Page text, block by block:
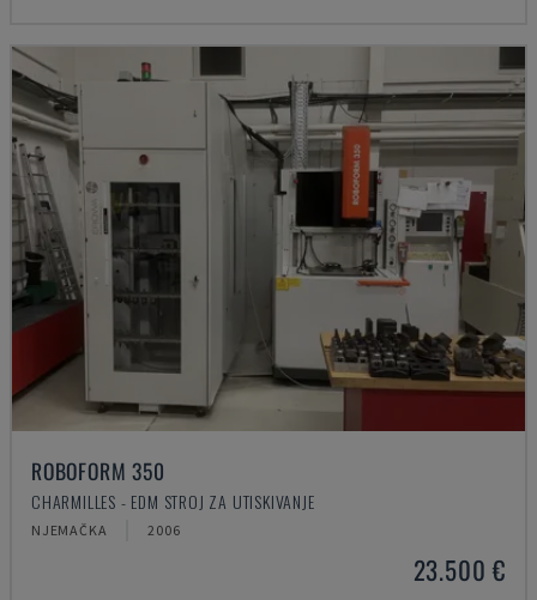
ROBOFORM 350
CHARMILLES - EDM STROJ ZA UTISKIVANJE
NJEMAČKA 2006
23.500 €